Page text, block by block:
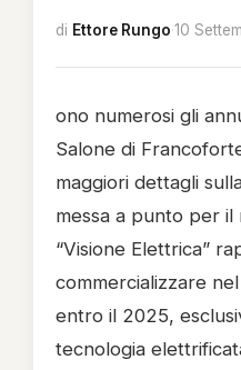
di Ettore Rungo·10
ono numerosi gli
Salone di
maggiori dettagli
messa a punto per
“Visione Elettrica”
commercializzare
entro il 2025,
tecnologia